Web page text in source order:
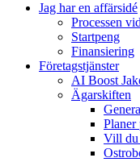
Jag har en affärsidé
Processen
Startpeng
Finansiering
Företagstjänster
AI Boost
Ägarskiften
Planer
Vill du